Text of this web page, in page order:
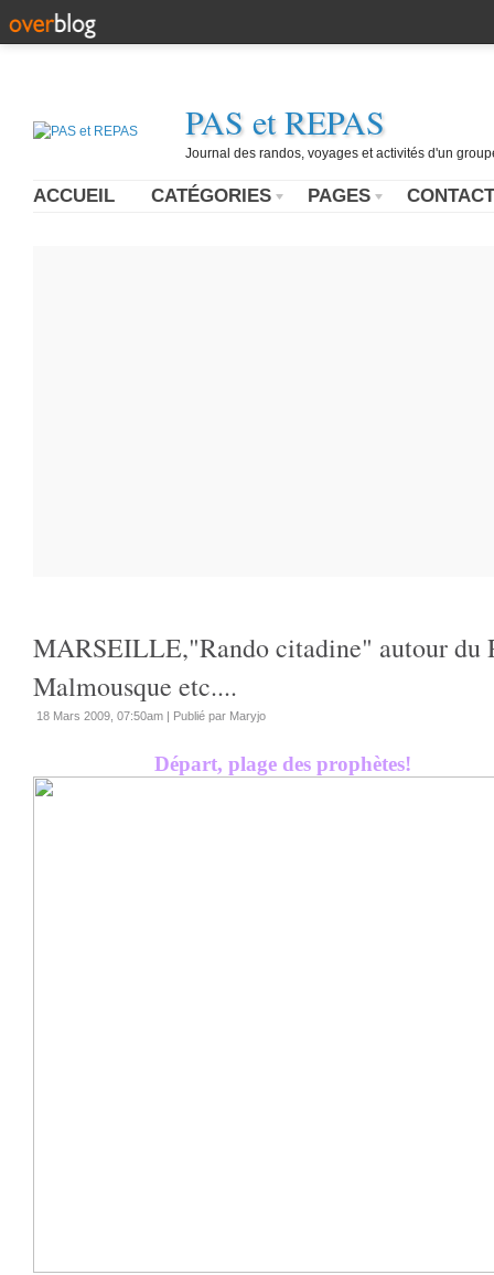
PAS et REPAS
Journal des randos, voyages et activités d'un
ACCUEIL CATÉGORIES PAGES CONTACT
MARSEILLE,"Rando citadine" autour du
Malmousque etc....
18 Mars 2009, 07:50am | Publié par Maryjo
Départ, plage des prophètes!